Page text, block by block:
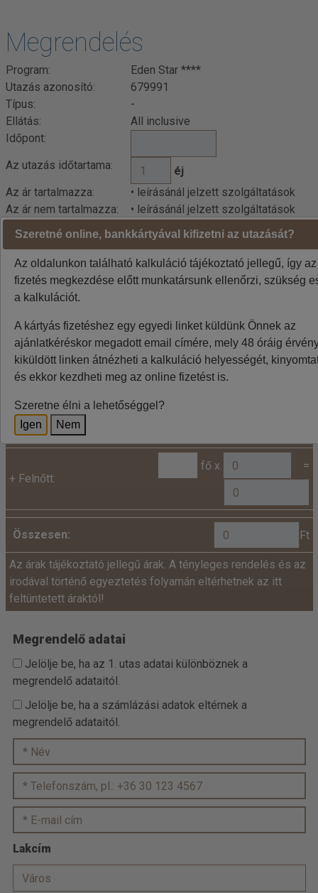
Megrendelés
Program:
Eden Star ****
Utazás azonosító:
679991
Típus:
-
Ellátás:
All inclusive
Időpont:
Az utazás időtartama:
éj
Az ár tartalmazza:
• leírásánál jelzett szolgáltatások
Az ár nem tartalmazza:
• leírásánál jelzett szolgáltatások
Indulási városok jelentése: BUD=Budapest DEB=Debrecen
BTS=Pozsony, VIE=Bécs
A weboldalon látható áraknál az euró / forint árfolyam
ingadozása miatt eltérések lehetnek, a pontos végleges
Kalkuláció
szíveskedjenek!
Ár:
+ Felnőtt:
fő x =
Összesen: Ft
Az árak tájékoztató jellegű árak. A tényleges rendelés és az
irodával történő egyeztetés folyamán eltérhetnek az itt
feltüntetett áraktól!
Megrendelő adatai
Jelölje be, ha az 1. utas adatai különböznek a
megrendelő adataitól.
Jelölje be, ha a számlázási adatok eltérnek a
megrendelő adataitól.
Lakcím
Szeretné online, bankkártyával kifizetni az utazását?
Az oldalunkon található kalkuláció tájékoztató jellegű, így
fizetés megkezdése előtt munkatársunk ellenőrzi, szükség
a kalkulációt.
A kártyás fizetéshez egy egyedi linket küldünk Önnek az
ajánlatkéréskor megadott email címére, mely 48 óráig
kiküldött linken átnézheti a kalkuláció helyességét,
és ekkor kezdheti meg az online fizetést is.
Szeretne élni a lehetőséggel?
Igen
Nem